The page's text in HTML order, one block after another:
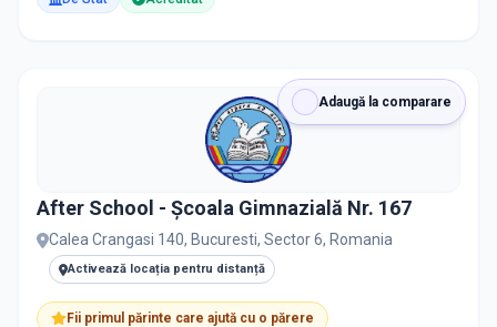
Adaugă la comparare
After School - Școala Gimnazială Nr. 167
Calea Crangasi 140, Bucuresti, Sector 6, Romania
Activează locația pentru distanță
Fii primul părinte care ajută cu o părere